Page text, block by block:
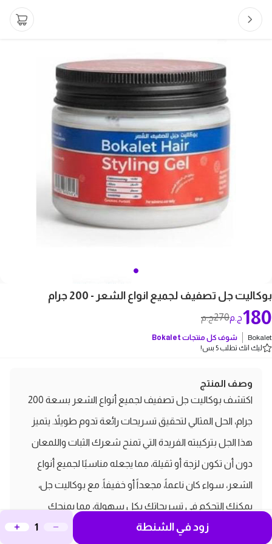
بوكاليت جل تصفيف لجميع انواع الشعر - 200 جرام
270ج.م 180ج.م
Bokalet شوف كل منتجاتBokalet
ليك انك تطلب 5 بس!
وصف المنتج
اكتشف بوكاليت جل تصفيف لجميع أنواع الشعر بسعة 200
جرام، الحل المثالي لتحقيق تسريحات رائعة تدوم طويلاً. يتميز
هذا الجل بتركيبته الفريدة التي تمنح شعرك الثبات واللمعان
دون أن تكون لزجة أو ثقيلة، مما يجعله مناسبًا لجميع أنواع
الشعر، سواء كان ناعماً، مجعداً أو خفيفاً. مع بوكاليت جل،
يمكنك التحكم في تسريحاتك بكل سهولة، مما يمنحك
مظهراً أنيقاً وجذاباً طوال اليوم. استمتع بفوائد تصفيف
زود في الشنطة